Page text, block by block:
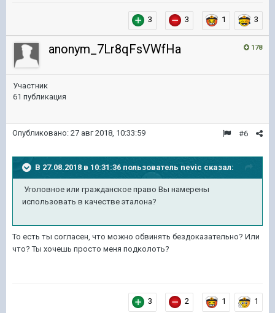
3 3 1 3
178
anonym_7Lr8qFsVWfHa
Участник
61 публикация
#6
Опубликовано: 27 авг 2018, 10:33:59
В 27.08.2018 в 10:31:36 пользователь nevic сказал:
Уголовное или гражданское право Вы намерены
использовать в качестве эталона?
То есть ты согласен, что можно обвинять бездоказательно? Или
что? Ты хочешь просто меня подколоть?
3 2 1 1